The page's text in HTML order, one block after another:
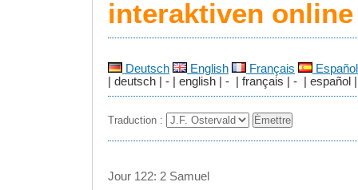
interaktiven
Deutsch English Français
Español
| deutsch | - | english | - | français | - | español |
Traduction :
Jour 122: 2 Samuel